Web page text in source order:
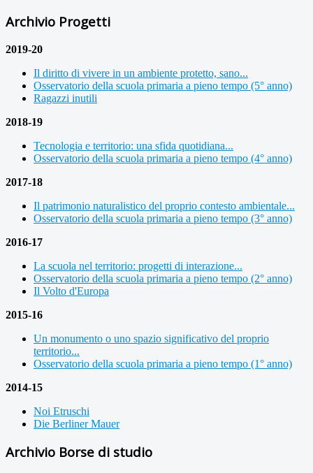
Archivio Progetti
2019-20
Il diritto di vivere in un ambiente protetto, sano...
Osservatorio della scuola primaria a pieno tempo (5° anno)
Ragazzi inutili
2018-19
Tecnologia e territorio: una sfida quotidiana...
Osservatorio della scuola primaria a pieno tempo (4° anno)
2017-18
Il patrimonio naturalistico del proprio contesto ambientale...
Osservatorio della scuola primaria a pieno tempo (3° anno)
2016-17
La scuola nel territorio: progetti di interazione...
Osservatorio della scuola primaria a pieno tempo (2° anno)
Il Volto d'Europa
2015-16
Un monumento o uno spazio significativo del proprio
territorio...
Osservatorio della scuola primaria a pieno tempo (1° anno)
2014-15
Noi Etruschi
Die Berliner Mauer
Archivio Borse di studio